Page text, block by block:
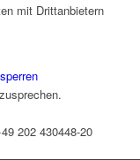
mit Drittanbietern
202 430448-20